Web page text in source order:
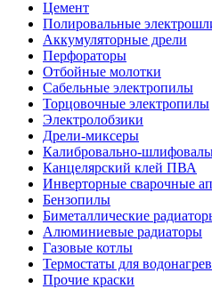
Цемент
Полировальные
Аккумуляторные дрели
Перфораторы
Отбойные молотки
Сабельные электропилы
Торцовочные электропилы
Электролобзики
Дрели-миксеры
Калибровально-
Канцелярский клей ПВА
Инверторные сварочные
Бензопилы
Биметаллические
Алюминиевые радиаторы
Газовые котлы
Термостаты для
Прочие краски